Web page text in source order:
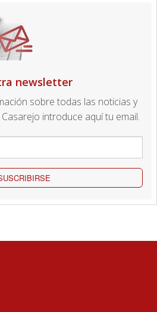
newsletter
sobre todas las noticias y
introduce aquí tu email.